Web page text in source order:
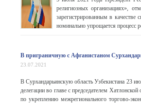
религиозных организациях»,
зарегистрированным в качестве
номинально упрощается процесс
В приграничную с Афганистаном
23.07.2021
В Сурхандарьинскую область Узбекистана 23
делегации во главе с председателем
по укреплению межрегионального торгово-